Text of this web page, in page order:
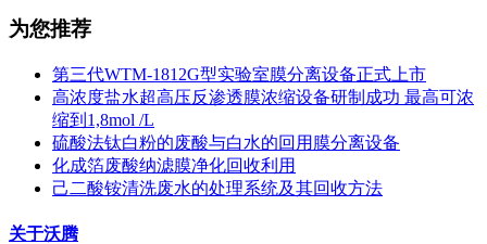
为您推荐
第三代WTM-1812G型实验室膜分离设备正式上市
高浓度盐水超高压反渗透膜浓缩设备研制成功 最高可浓
缩到1,8mol /L
硫酸法钛白粉的废酸与白水的回用膜分离设备
化成箔废酸纳滤膜净化回收利用
己二酸铵清洗废水的处理系统及其回收方法
关于沃腾